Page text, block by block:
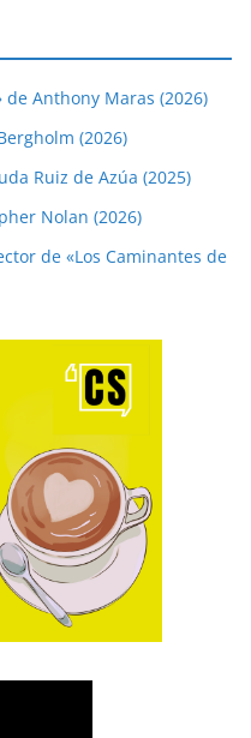
de Anthony Maras (2026)
(2026)
Ruiz de Azúa (2025)
Nolan (2026)
de «Los Caminantes de